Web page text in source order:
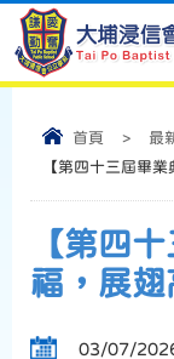
首頁 > 最
【第四十三屆畢
【第四
福，展
03/07/